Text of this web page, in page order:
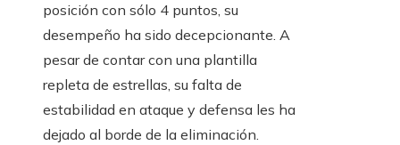
posición con sólo 4 puntos, su
desempeño ha sido decepcionante. A
pesar de contar con una plantilla
repleta de estrellas, su falta de
estabilidad en ataque y defensa les ha
dejado al borde de la eliminación.